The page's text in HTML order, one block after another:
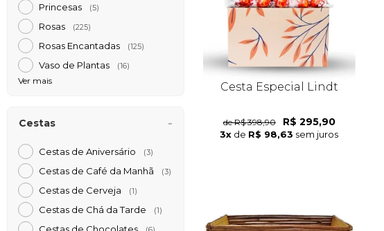
Princesas (5)
Rosas (225)
Rosas Encantadas (125)
Vaso de Plantas (16)
Ver mais
Cestas
Cestas de Aniversário (3)
Cestas de Café da Manh (3)
Cestas de Cerveja (1)
Cestas de Chá da Tarde (1)
Cesta Especial Lindt
de R$ 398,90 R$ 295,90
3x de R$ 98,63 sem juros